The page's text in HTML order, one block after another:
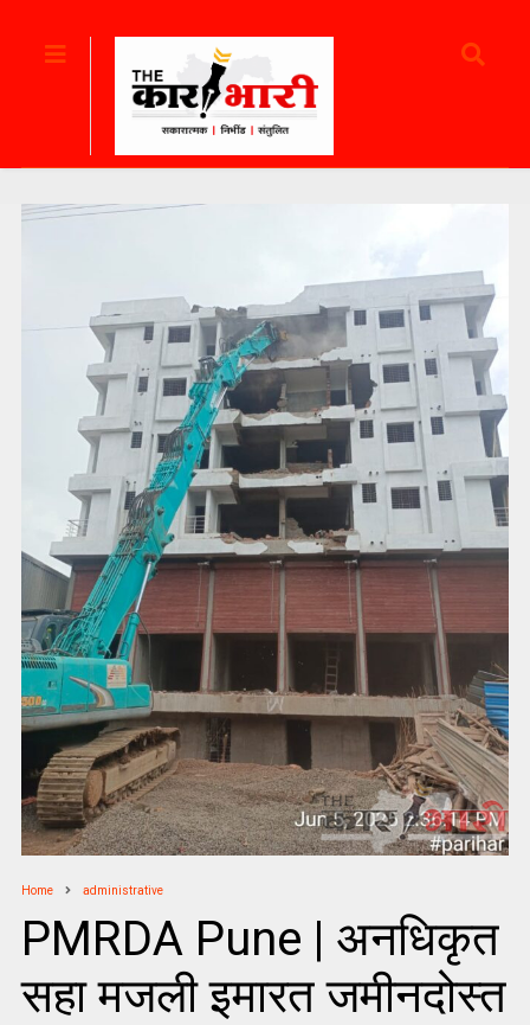
Home administrative
PMRDA Pune | अनधिकृत
सहा मजली इमारत जमीनदोस्त